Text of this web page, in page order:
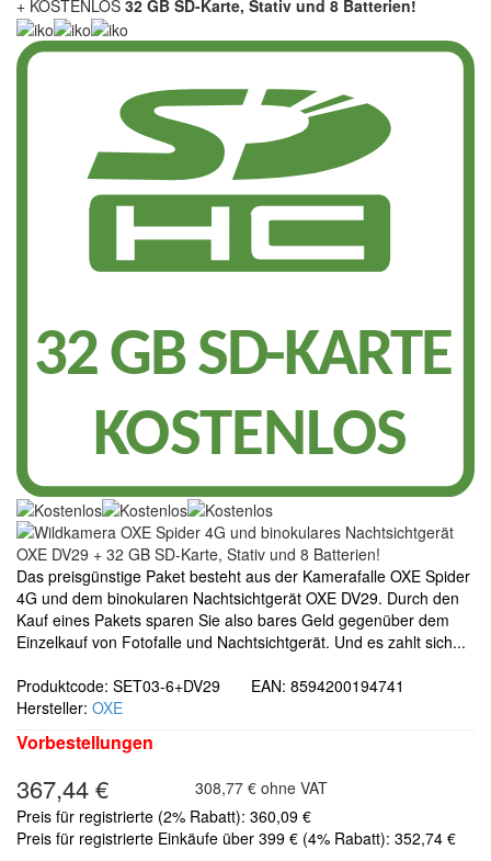
+ KOSTENLOS 32 GB SD-Karte, Stativ und 8 Batterien!
Das preisgünstige Paket besteht aus der Kamerafalle OXE Spider
4G und dem binokularen Nachtsichtgerät OXE DV29. Durch den
Kauf eines Pakets sparen Sie also bares Geld gegenüber dem
Einzelkauf von Fotofalle und Nachtsichtgerät. Und es zahlt sich...
Produktcode: SET03-6+DV29 EAN: 8594200194741
Hersteller: OXE
Vorbestellungen
367,44 €
308,77 € ohne VAT
Preis für registrierte (2% Rabatt): 360,09 €
Preis für registrierte Einkäufe über 399 € (4% Rabatt): 352,74 €